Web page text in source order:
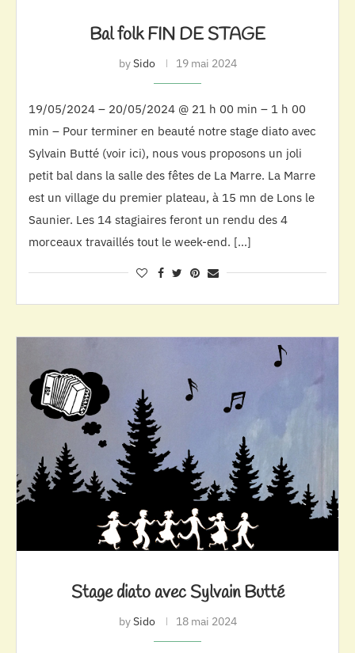
Bal folk FIN DE STAGE
bySido 19 mai 2024
19/05/2024 – 20/05/2024 @ 21 h 00 min – 1 h 00
min – Pour terminer en beauté notre stage diato avec
Sylvain Butté (voir ici), nous vous proposons un joli
petit bal dans la salle des fêtes de La Marre. La Marre
est un village du premier plateau, à 15 mn de Lons le
Saunier. Les 14 stagiaires feront un rendu des 4
morceaux travaillés tout le week-end. […]
Stage diato avec Sylvain Butté
bySido 18 mai 2024